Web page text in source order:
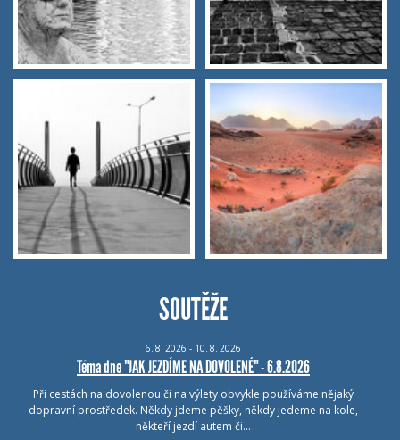
SOUTĚŽE
6. 8. 2026 - 10. 8. 2026
Téma dne "JAK JEZDÍME NA DOVOLENÉ" - 6.8.2026
Při cestách na dovolenou či na výlety obvykle používáme nějaký
dopravní prostředek. Někdy jdeme pěšky, někdy jedeme na kole,
někteří jezdí autem či…